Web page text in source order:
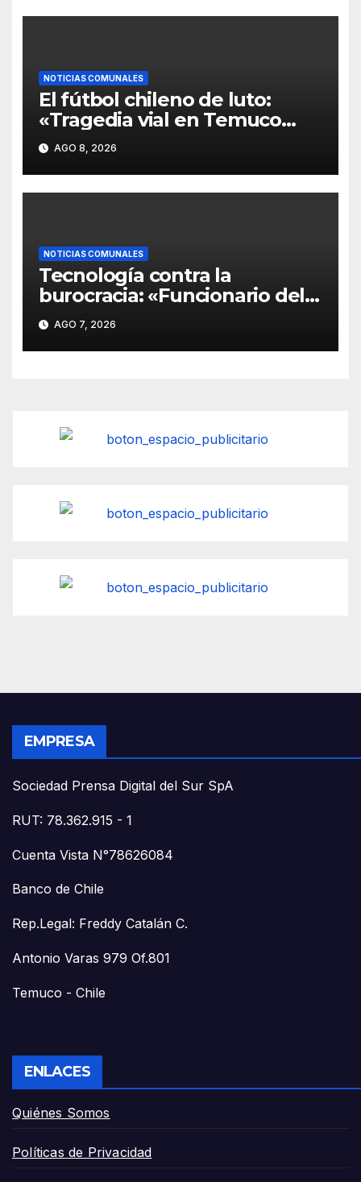
NOTICIAS COMUNALES
El fútbol chileno de luto:
«Tragedia vial en Temuco
cobra la vida de los padres
del futbolista Yerko Águila y
deja a su hermano en riesgo
vital».
AGO 8, 2026
NOTICIAS COMUNALES
Tecnología contra la
burocracia: «Funcionario del
Hospital de Temuco usa
Inteligencia Artificial para
crear tótem que elimina las
AGO 7, 2026
EMPRESA
Sociedad Prensa Digital del Sur SpA
RUT: 78.362.915 - 1
Cuenta Vista N°78626084
Banco de Chile
Rep.Legal: Freddy Catalán C.
Antonio Varas 979 Of.801
Temuco - Chile
ENLACES
Quiénes Somos
Políticas de Privacidad